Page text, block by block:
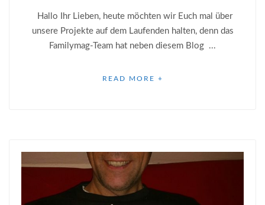
Hallo Ihr Lieben, heute möchten wir Euch mal über
unsere Projekte auf dem Laufenden halten, denn das
Familymag-Team hat neben diesem Blog ...
READ MORE +